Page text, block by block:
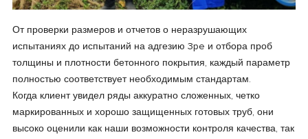
От проверки размеров и отчетов о неразрушающих
испытаниях до испытаний на адгезию 3pe и отбора проб
толщины и плотности бетонного покрытия, каждый параметр
полностью соответствует необходимым стандартам.
Когда клиент увидел ряды аккуратно сложенных, четко
маркированных и хорошо защищенных готовых труб, они
высоко оценили как наши возможности контроля качества, так